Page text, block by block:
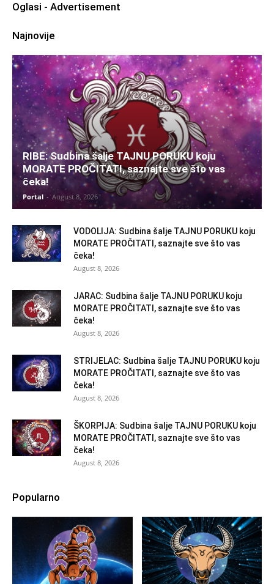
Oglasi - Advertisement
Najnovije
RIBE: Sudbina šalje TAJNU PORUKU koju
MORATE PROČITATI, saznajte sve što vas
čeka!
Portal - August 8, 2026
VODOLIJA: Sudbina šalje TAJNU PORUKU koju
MORATE PROČITATI, saznajte sve što vas
čeka!
August 8, 2026
JARAC: Sudbina šalje TAJNU PORUKU koju
MORATE PROČITATI, saznajte sve što vas
čeka!
August 8, 2026
STRIJELAC: Sudbina šalje TAJNU PORUKU koju
MORATE PROČITATI, saznajte sve što vas
čeka!
August 8, 2026
ŠKORPIJA: Sudbina šalje TAJNU PORUKU koju
MORATE PROČITATI, saznajte sve što vas
čeka!
August 8, 2026
Popularno